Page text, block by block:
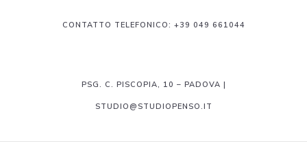
CONTATTO TELEFONICO: +39 049 661044
PSG. C. PISCOPIA, 10 – PADOVA |
STUDIO@STUDIOPENSO.IT